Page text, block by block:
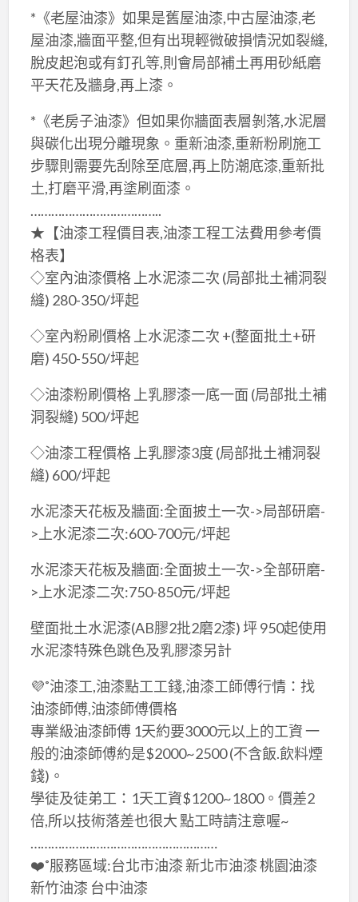
*《老屋油漆》如果是舊屋油漆,中古屋油漆,老
屋油漆,牆面平整,但有出現輕微破損情況如裂縫,
脫皮起泡或有釘孔等,則會局部補土再用砂紙磨
平天花及牆身,再上漆。
*《老房子油漆》但如果你牆面表層剝落,水泥層
與碳化出現分離現象。重新油漆,重新粉刷施工
步驟則需要先刮除至底層,再上防潮底漆,重新批
土,打磨平滑,再塗刷面漆。
………………………………..
★【油漆工程價目表,油漆工程工法費用參考價
格表】
◇室內油漆價格 上水泥漆二次 (局部批土補洞裂
縫) 280-350/坪起
◇室內粉刷價格 上水泥漆二次 +(整面批土+研
磨) 450-550/坪起
◇油漆粉刷價格 上乳膠漆一底一面 (局部批土補
洞裂縫) 500/坪起
◇油漆工程價格 上乳膠漆3度 (局部批土補洞裂
縫) 600/坪起
水泥漆天花板及牆面:全面披土一次->局部研磨-
>上水泥漆二次:600-700元/坪起
水泥漆天花板及牆面:全面披土一次->全部研磨-
>上水泥漆二次:750-850元/坪起
壁面批土水泥漆(AB膠2批2磨2漆) 坪 950起使用
水泥漆特殊色跳色及乳膠漆另計
💜˚油漆工,油漆點工工錢,油漆工師傅行情：找
油漆師傅,油漆師傅價格
專業級油漆師傅 1天約要3000元以上的工資 一
般的油漆師傅約是$2000~2500 (不含飯.飲料煙
錢)。
學徒及徒弟工：1天工資$1200~1800。價差2
倍,所以技術落差也很大 點工時請注意喔~
………………………………………………
❤️˚服務區域:台北市油漆 新北市油漆 桃園油漆
新竹油漆 台中油漆